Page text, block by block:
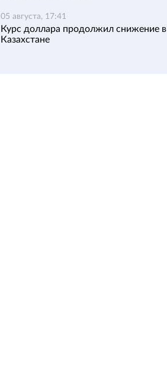
05 августа, 17:41
Курс доллара продолжил снижение в
Казахстане